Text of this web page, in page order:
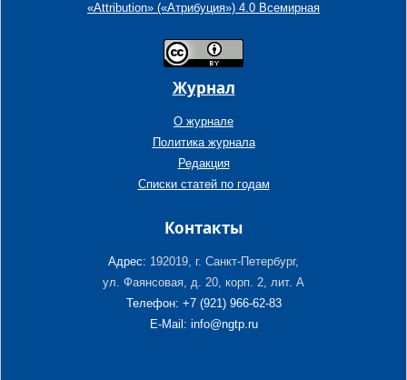
«Attribution» («Атрибуция») 4.0 Всемирная
Журнал
О журнале
Политика журнала
Редакция
Списки статей по годам
Контакты
Адрес: 192019, г. Санкт-Петербург,
ул. Фаянсовая, д. 20, корп. 2, лит. А
Телефон: +7 (921) 966-62-83
E-Mail: info@ngtp.ru